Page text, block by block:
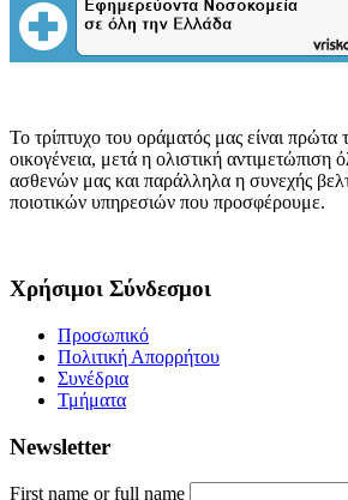
Το τρίπτυχο του οράματός μας είναι πρώτα
οικογένεια, μετά η ολιστική
ασθενών μας και παράλληλα η συνεχής
ποιοτικών υπηρεσιών που προσφέρουμε.
Χρήσιμοι Σύνδεσμοι
Προσωπικό
Πολιτική Απορρήτου
Συνέδρια
Τμήματα
Newsletter
First name or full name